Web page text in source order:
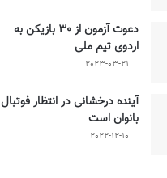
دعوت آزمون از 30 بازیکن به
اردوی تیم ملی
2023-03-21
آینده درخشانی در انتظار فوتبال
بانوان است
2022-12-10